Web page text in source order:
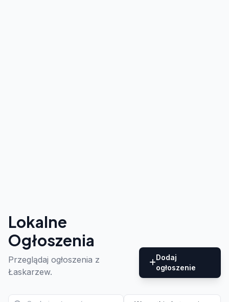
Lokalne
Ogłoszenia
Przeglądaj ogłoszenia z
Łaskarzew.
Dodaj
ogłoszenie